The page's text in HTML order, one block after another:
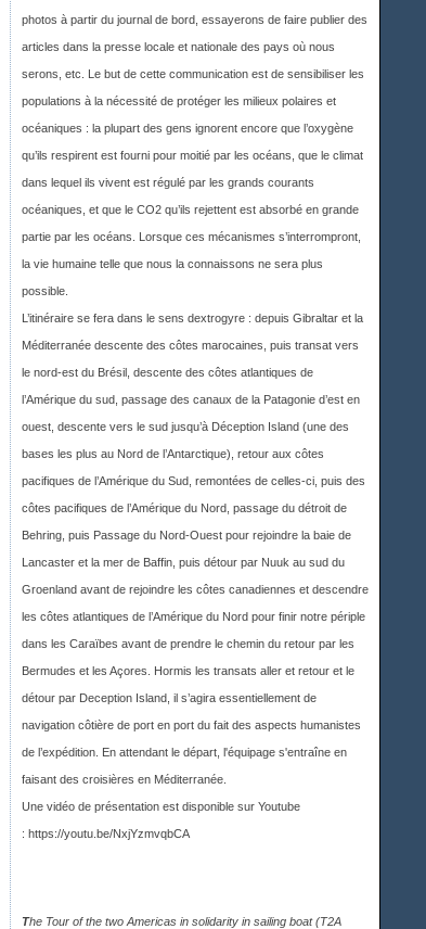
photos à partir du journal de bord, essayerons de faire publier des
articles dans la presse locale et nationale des pays où nous
serons, etc. Le but de cette communication est de sensibiliser les
populations à la nécessité de protéger les milieux polaires et
océaniques : la plupart des gens ignorent encore que l’oxygène
qu’ils respirent est fourni pour moitié par les océans, que le climat
dans lequel ils vivent est régulé par les grands courants
océaniques, et que le CO2 qu’ils rejettent est absorbé en grande
partie par les océans. Lorsque ces mécanismes s’interrompront,
la vie humaine telle que nous la connaissons ne sera plus
possible.
L’itinéraire se fera dans le sens dextrogyre : depuis Gibraltar et la
Méditerranée descente des côtes marocaines, puis transat vers
le nord-est du Brésil, descente des côtes atlantiques de
l’Amérique du sud, passage des canaux de la Patagonie d’est en
ouest, descente vers le sud jusqu’à Déception Island (une des
bases les plus au Nord de l’Antarctique), retour aux côtes
pacifiques de l’Amérique du Sud, remontées de celles-ci, puis des
côtes pacifiques de l’Amérique du Nord, passage du détroit de
Behring, puis Passage du Nord-Ouest pour rejoindre la baie de
Lancaster et la mer de Baffin, puis détour par Nuuk au sud du
Groenland avant de rejoindre les côtes canadiennes et descendre
les côtes atlantiques de l’Amérique du Nord pour finir notre périple
dans les Caraïbes avant de prendre le chemin du retour par les
Bermudes et les Açores. Hormis les transats aller et retour et le
détour par Deception Island, il s’agira essentiellement de
navigation côtière de port en port du fait des aspects humanistes
de l’expédition. En attendant le départ, l'équipage s'entraîne en
faisant des croisières en Méditerranée.
Une vidéo de présentation est disponible sur Youtube
: https://youtu.be/NxjYzmvqbCA
The Tour of the two Americas in solidarity in sailing boat (T2A